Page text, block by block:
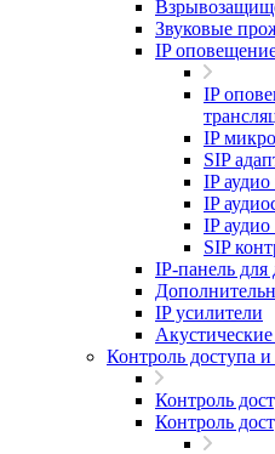
Звуковые
IP
IP
IP
SIP
IP
IP
IP
SIP
IP-панель
IP усилители
Контроль доступа
Контроль
Контроль